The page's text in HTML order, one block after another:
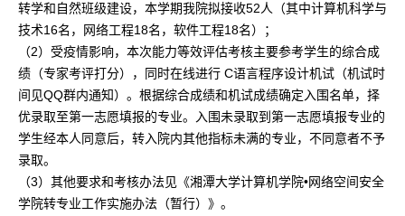
转学和自然班级建设，本学期我院拟接收52人（其中计算机科学与
技术16名，网络工程18名，软件工程18名）；
（2）受疫情影响，本次能力等效评估考核主要参考学生的综合成
绩（专家考评打分），同时在线进行 C语言程序设计机试（机试时
间见QQ群内通知）。根据综合成绩和机试成绩确定入围名单，择
优录取至第一志愿填报的专业。入围未录取到第一志愿填报专业的
学生经本人同意后，转入院内其他指标未满的专业，不同意者不予
录取。
（3）其他要求和考核办法见《湘潭大学计算机学院•网络空间安全
学院转专业工作实施办法（暂行）》。